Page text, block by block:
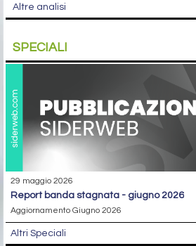
Altre analisi
SPECIALI
29 maggio 2026
report banda stagnata - giugno 2026
Aggiornamento Giugno 2026
Altri Speciali